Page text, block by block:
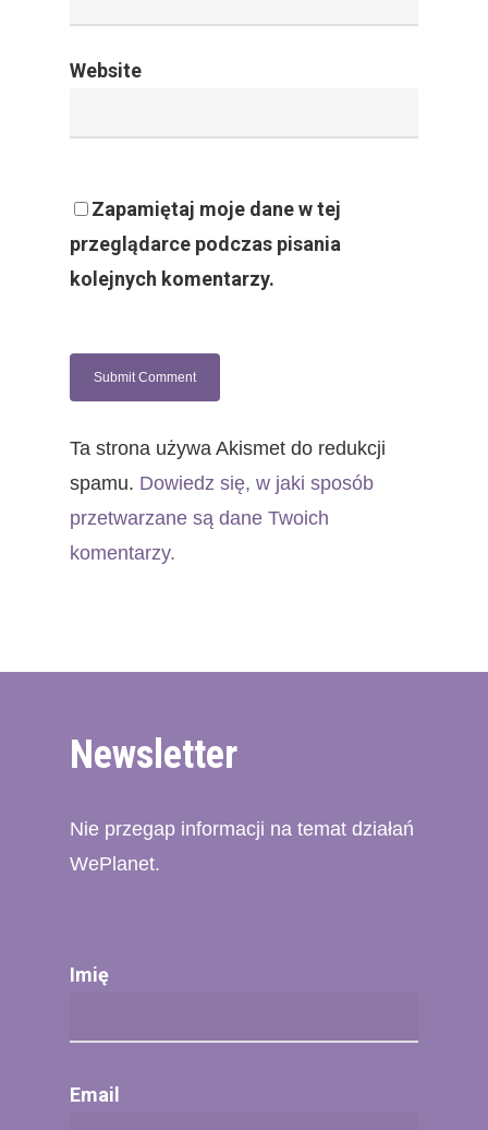
Website
Zapamiętaj moje dane w tej
przeglądarce podczas pisania
kolejnych komentarzy.
Ta strona używa Akismet do redukcji
spamu. Dowiedz się, w jaki sposób
przetwarzane są dane Twoich
komentarzy.
Newsletter
Nie przegap informacji na temat działań
WePlanet.
Imię
Email